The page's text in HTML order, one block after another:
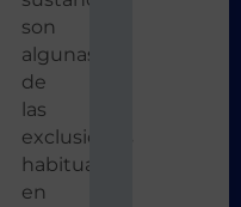
son
algunas
de
las
exclusiones
habituales
en